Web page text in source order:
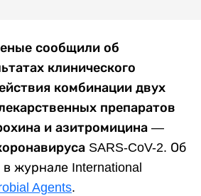
сообщили об
клинического
комбинации двух
препаратов
и азитромицина —
SARS-CoV-2. Об
в журнале International
Agents.